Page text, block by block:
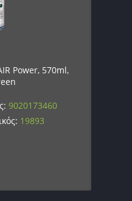
Power, 570ml,
9020173460
19893